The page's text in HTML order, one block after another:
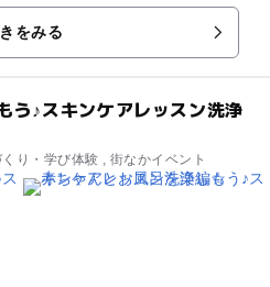
場！ 手遊び歌を取り...
をみる
う♪スキンケアレッスン洗浄
り・学び体験 , 街なかイベント